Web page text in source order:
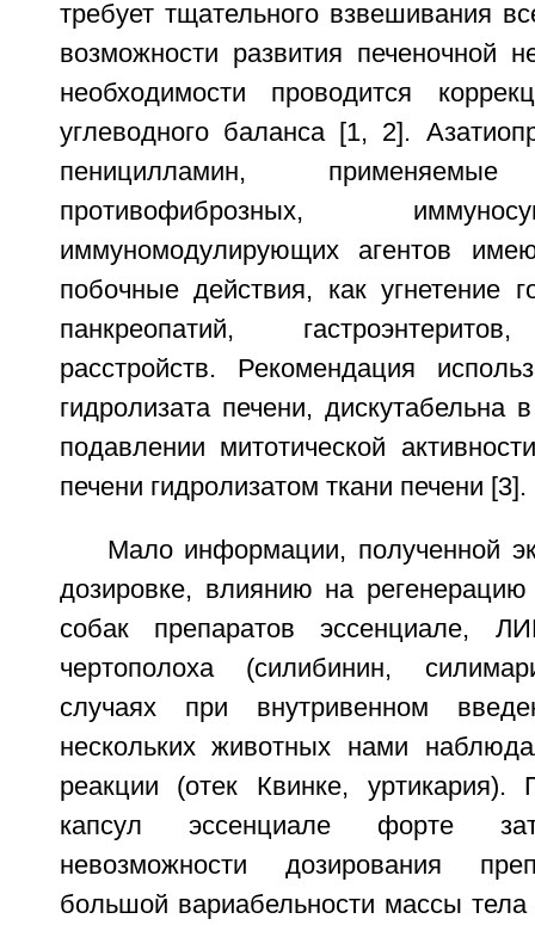
требует тщательного взвешивания
возможности развития печеночной
необходимости проводится
углеводного баланса [1, 2].
пеницилламин,
противофиброзных,
иммуномодулирующих агентов
побочные действия, как угнетение
панкреопатий,
расстройств. Рекомендация
гидролизата печени,
подавлении митотической
печени гидролизатом ткани печени [3].
Мало информации, полученной
дозировке, влиянию на регенерацию
собак препаратов эссенциале,
чертополоха (силибинин,
случаях при внутривенном
нескольких животных нами
реакции (отек Квинке, уртикария).
капсул эссенциале форте
невозможности дозирования
большой вариабельности массы